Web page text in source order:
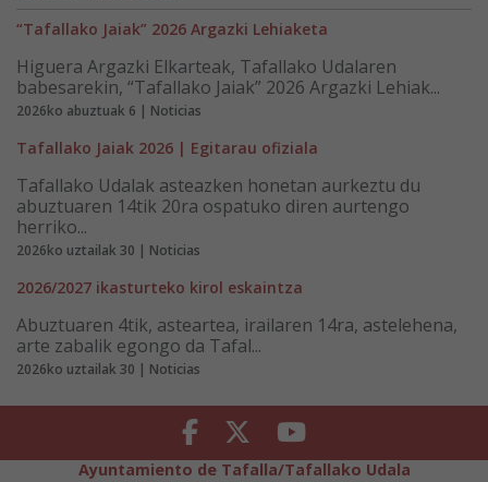
“Tafallako Jaiak” 2026 Argazki Lehiaketa
Higuera Argazki Elkarteak, Tafallako Udalaren
babesarekin, “Tafallako Jaiak” 2026 Argazki Lehiak...
2026ko abuztuak 6 | Noticias
Tafallako Jaiak 2026 | Egitarau ofiziala
Tafallako Udalak asteazken honetan aurkeztu du
abuztuaren 14tik 20ra ospatuko diren aurtengo
herriko...
2026ko uztailak 30 | Noticias
2026/2027 ikasturteko kirol eskaintza
Abuztuaren 4tik, asteartea, irailaren 14ra, astelehena,
arte zabalik egongo da Tafal...
2026ko uztailak 30 | Noticias
Facebook Twitter Youtube
Ayuntamiento de Tafalla/Tafallako Udala